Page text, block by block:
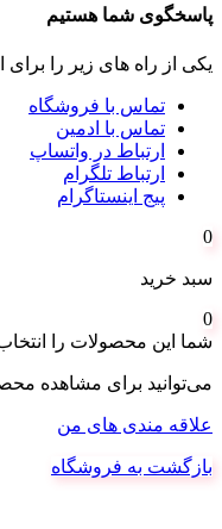
پاسخگوی شما هستیم
یکی از راه های زیر را برای
تماس با فروشگاه
تماس با ادمین
ارتباط در واتساپ
ارتباط تلگرام
پیج اینستاگرام
0
سبد خرید
0
شما این محصولات را
می‌توانید برای مشاهده
علاقه مندی های من
بازگشت به فروشگاه